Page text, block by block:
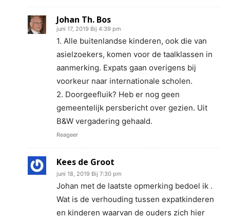
Johan Th. Bos
juni 17, 2019 Bij 4:39 pm
1. Alle buitenlandse kinderen, ook die van
asielzoekers, komen voor de taalklassen in
aanmerking. Expats gaan overigens bij
voorkeur naar internationale scholen.
2. Doorgeefluik? Heb er nog geen
gemeentelijk persbericht over gezien. Uit
B&W vergadering gehaald.
Reageer
Kees de Groot
juni 18, 2019 Bij 7:30 pm
Johan met de laatste opmerking bedoel ik .
Wat is de verhouding tussen expatkinderen
en kinderen waarvan de ouders zich hier